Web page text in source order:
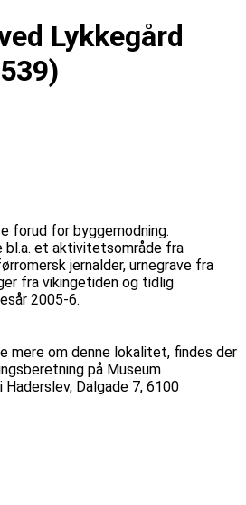
Lykkegård
forud for byggemodning.
bl.a. et aktivitetsområde fra
jernalder, urnegrave fra
fra vikingetiden og tidlig
2005-6.
mere om denne lokalitet, findes der
på Museum
Dalgade 7, 6100